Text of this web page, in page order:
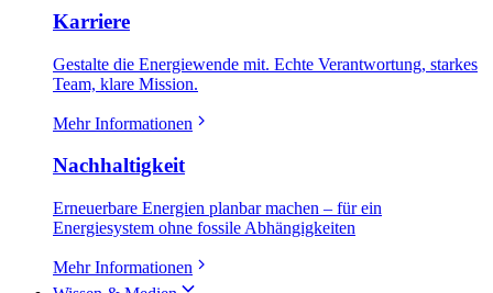
Karriere
Gestalte die Energiewende mit. Echte Verantwortung, starkes
Team, klare Mission.
Mehr Informationen
Nachhaltigkeit
Erneuerbare Energien planbar machen – für ein
Energiesystem ohne fossile Abhängigkeiten
Mehr Informationen